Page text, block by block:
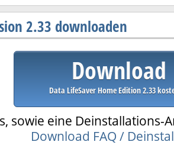
2.33 downloaden
Download
Data LifeSaver Home Edition 2.33
sowie eine Deinstallations-
Download FAQ /